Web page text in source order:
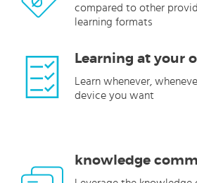
compared to other
learning formats
Learning at your
Learn whenever,
device you want
knowledge